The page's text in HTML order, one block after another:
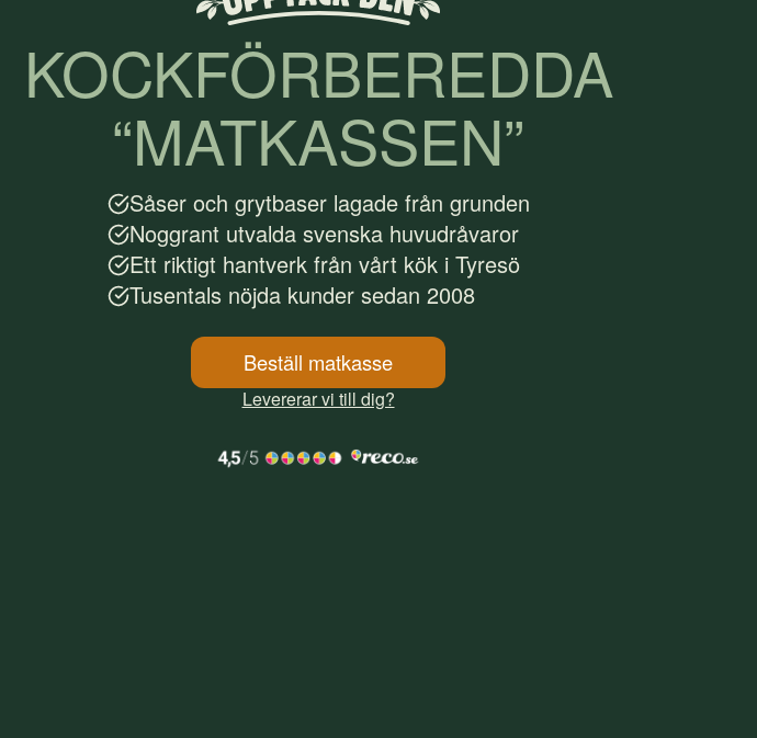
KOCKFÖRBEREDDA
“MATKASSEN”
Såser och grytbaser lagade från grunden
Noggrant utvalda svenska huvudråvaror
Ett riktigt hantverk från vårt kök i Tyresö
Tusentals nöjda kunder sedan 2008
Beställ matkasse
Levererar vi till dig?